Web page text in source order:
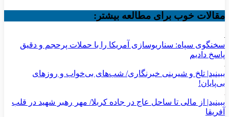
مقالات خوب برای مطالعه بیشتر:
سخنگوی سپاه: سناریوسازی آمریکا را با حملات پرحجم‌‌ و دقیق‌
پاسخ دادیم
ببینید| تلخ و شیرینی خبرنگاری/‌ شب‌های بی‌خواب و روزهای
بی‌پایان!
ببینید| از مالی تا ساحل عاج در جاده کربلا/ مهر رهبر شهید در قلب
آفریقا